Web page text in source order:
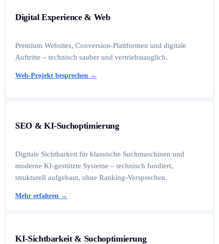
Digital Experience & Web
Premium Websites, Conversion-Plattformen und digitale
Auftritte – technisch sauber und vertriebstauglich.
Web-Projekt besprechen →
SEO & KI-Suchoptimierung
Digitale Sichtbarkeit für klassische Suchmaschinen und
moderne KI-gestützte Systeme – technisch fundiert,
strukturell aufgebaut, ohne Ranking-Versprechen.
Mehr erfahren →
KI-Sichtbarkeit & Suchoptimierung